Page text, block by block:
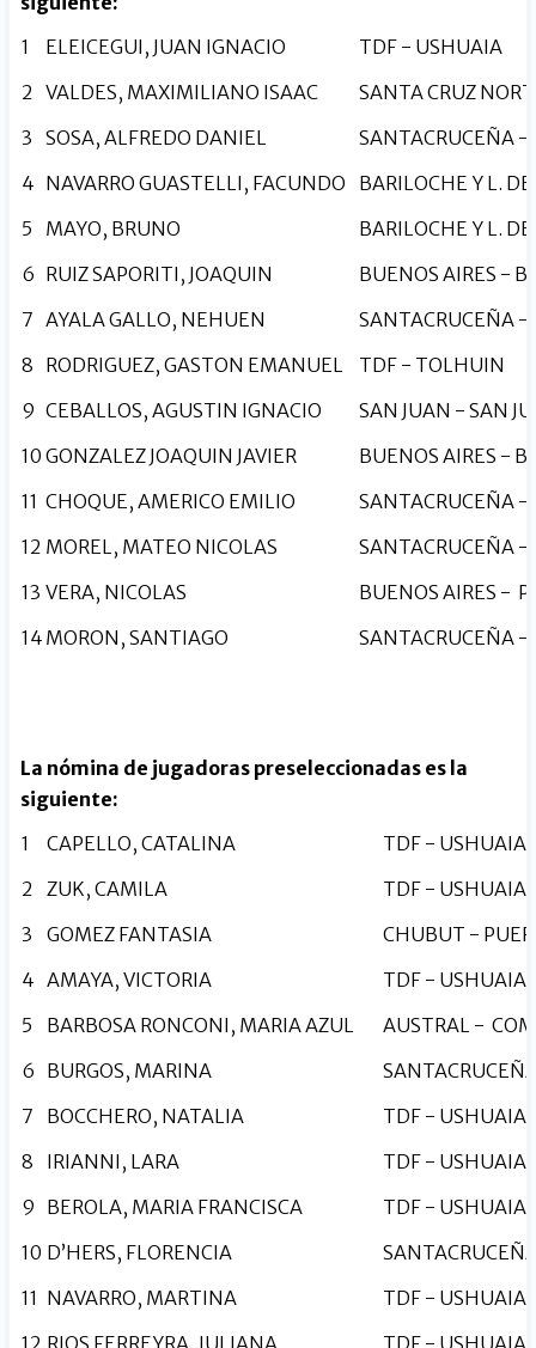
1
ELEICEGUI, JUAN IGNACIO
TDF - USHUAIA
2
VALDES, MAXIMILIANO ISAAC
SANTA CRUZ
3
SOSA, ALFREDO DANIEL
SANTACRUCEÑA -
4 NAVARRO GUASTELLI, FACUNDO
BARILOCHE Y L.
5
MAYO, BRUNO
BARILOCHE Y L.
6 RUIZ SAPORITI, JOAQUIN
BUENOS AIRES -
7 AYALA GALLO, NEHUEN
SANTACRUCEÑA -
8 RODRIGUEZ, GASTON EMANUEL
TDF - TOLHUIN
9 CEBALLOS, AGUSTIN IGNACIO
SAN JUAN - SAN
10 GONZALEZ JOAQUIN JAVIER
BUENOS AIRES -
11 CHOQUE, AMERICO EMILIO
SANTACRUCEÑA -
12 MOREL, MATEO NICOLAS
SANTACRUCEÑA -
13 VERA, NICOLAS
BUENOS AIRES -
14 MORON, SANTIAGO SANTACRUCEÑA -
La nómina de jugadoras preseleccionadas es la
siguiente:
1
CAPELLO, CATALINA
TDF - USHUAIA
2
ZUK, CAMILA
TDF - USHUAIA
3
GOMEZ FANTASIA
CHUBUT -
4 AMAYA, VICTORIA
TDF - USHUAIA
5
BARBOSA RONCONI, MARIA AZUL
AUSTRAL -
6 BURGOS, MARINA
7
BOCCHERO, NATALIA
TDF - USHUAIA
8
IRIANNI, LARA
TDF - USHUAIA
9 BEROLA, MARIA FRANCISCA
TDF - USHUAIA
10 D’HERS, FLORENCIA
11 NAVARRO, MARTINA
TDF - USHUAIA
12 RIOS FERREYRA, JULIANA
TDF - USHUAIA